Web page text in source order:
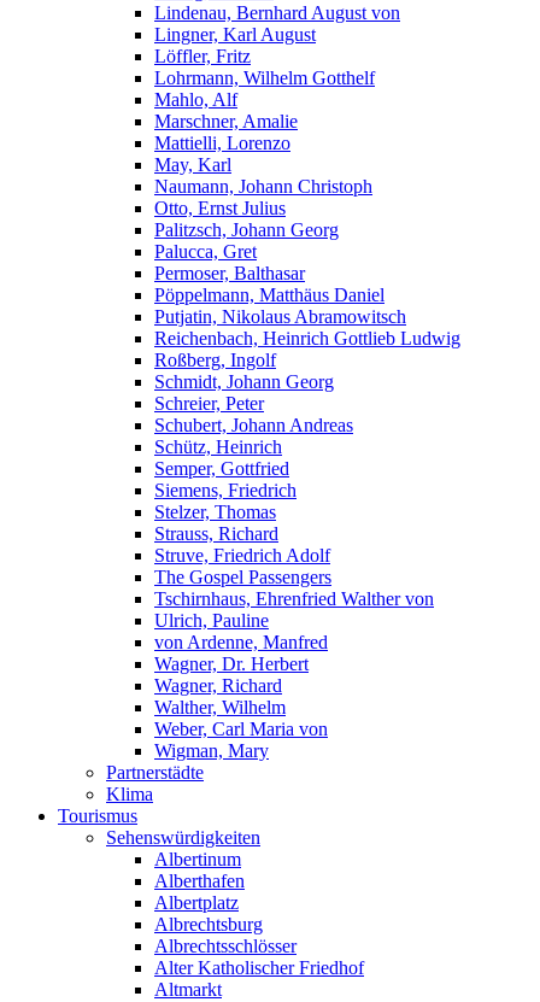
Lindenau, Bernhard August von
Lingner, Karl August
Löffler, Fritz
Lohrmann, Wilhelm Gotthelf
Mahlo, Alf
Marschner, Amalie
Mattielli, Lorenzo
May, Karl
Naumann, Johann Christoph
Otto, Ernst Julius
Palitzsch, Johann Georg
Palucca, Gret
Permoser, Balthasar
Pöppelmann, Matthäus Daniel
Putjatin, Nikolaus Abramowitsch
Reichenbach, Heinrich Gottlieb Ludwig
Roßberg, Ingolf
Schmidt, Johann Georg
Schreier, Peter
Schubert, Johann Andreas
Schütz, Heinrich
Semper, Gottfried
Siemens, Friedrich
Stelzer, Thomas
Strauss, Richard
Struve, Friedrich Adolf
The Gospel Passengers
Tschirnhaus, Ehrenfried Walther von
Ulrich, Pauline
von Ardenne, Manfred
Wagner, Dr. Herbert
Wagner, Richard
Walther, Wilhelm
Weber, Carl Maria von
Wigman, Mary
Partnerstädte
Klima
Tourismus
Sehenswürdigkeiten
Albertinum
Alberthafen
Albertplatz
Albrechtsburg
Albrechtsschlösser
Alter Katholischer Friedhof
Altmarkt